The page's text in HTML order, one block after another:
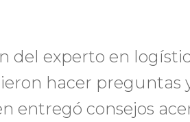
del experto en
hacer preguntas
entregó consejos